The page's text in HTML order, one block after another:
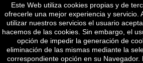

search
Este Web utiliza cookies propias y de
ofrecerle una mejor experiencia y servicio.
utilizar nuestros servicios el usuario
hacemos de las cookies. Sin embargo, el
opción de impedir la generación de
eliminación de las mismas mediante la
correspondiente opción en su Navegador.